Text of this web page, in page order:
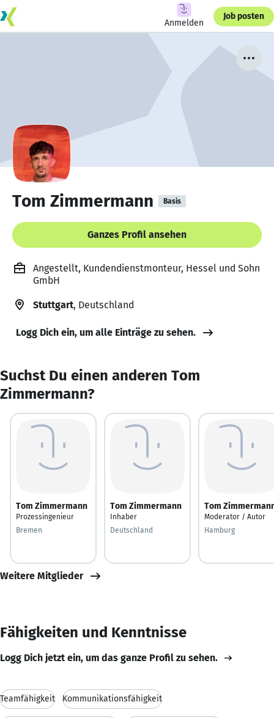
Anmelden
Job posten
Tom Zimmermann Basis
Ganzes Profil ansehen
Angestellt, Kundendienstmonteur, Hessel und Sohn
GmbH
Stuttgart, Deutschland
Logg Dich ein, um alle Einträge zu sehen.
Suchst Du einen anderen Tom
Zimmermann?
Tom Zimmermann
Prozessingenieur
Bremen
Tom Zimmermann
Inhaber
Deutschland
Tom
Moderator / Autor
Hamburg
Weitere Mitglieder
Fähigkeiten und Kenntnisse
Logg Dich jetzt ein, um das ganze Profil zu sehen.
Teamfähigkeit Kommunikationsfähigkeit